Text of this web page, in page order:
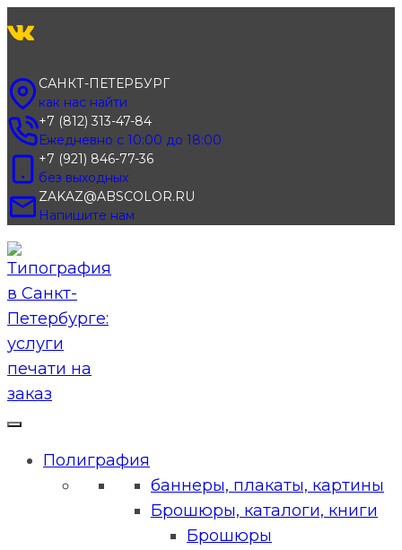
к
САНКТ-ПЕТЕРБУРГ
как нас найти
+7 (812) 313-47-84
Ежедневно с 10:00 до 18:00
+7 (921) 846-77-36
без выходных
ZAKAZ@ABSCOLOR.RU
Напишите нам
Полиграфия
баннеры, плакаты, картины
Брошюры, каталоги, книги
Брошюры